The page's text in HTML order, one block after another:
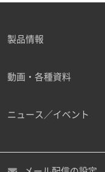
製品情報
動画・各種資料
ニュース／イベント